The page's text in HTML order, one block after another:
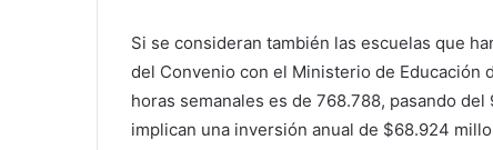
Si se consideran también las escuelas que
del Convenio con el Ministerio de Educación
horas semanales es de 768.788, pasando
implican una inversión anual de $68.924